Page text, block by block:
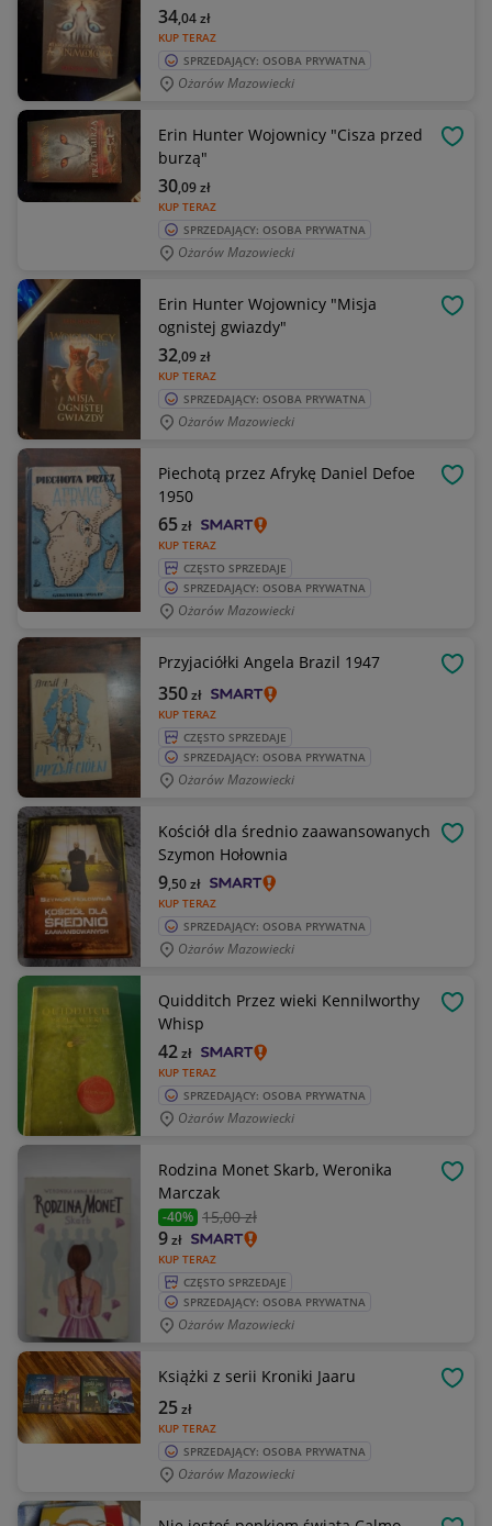
KUP TERAZ
34,04zł
SPRZEDAJĄCY: OSOBA PRYWATNA
Ożarów Mazowiecki
Erin Hunter Wojownicy "Cisza przed
burzą"
KUP TERAZ
30,09zł
SPRZEDAJĄCY: OSOBA PRYWATNA
Ożarów Mazowiecki
Erin Hunter Wojownicy "Misja
ognistej gwiazdy"
KUP TERAZ
32,09zł
SPRZEDAJĄCY: OSOBA PRYWATNA
Ożarów Mazowiecki
Piechotą przez Afrykę Daniel Defoe
1950
KUP TERAZ
65zł
CZĘSTO SPRZEDAJE
SPRZEDAJĄCY: OSOBA PRYWATNA
Ożarów Mazowiecki
Przyjaciółki Angela Brazil 1947
KUP TERAZ
350zł
CZĘSTO SPRZEDAJE
SPRZEDAJĄCY: OSOBA PRYWATNA
Ożarów Mazowiecki
Kościół dla średnio zaawansowanych
Szymon Hołownia
KUP TERAZ
9,50zł
SPRZEDAJĄCY: OSOBA PRYWATNA
Ożarów Mazowiecki
Quidditch Przez wieki Kennilworthy
Whisp
KUP TERAZ
42zł
SPRZEDAJĄCY: OSOBA PRYWATNA
Ożarów Mazowiecki
Rodzina Monet Skarb, Weronika
Marczak
-40% 15,00 zł
KUP TERAZ
9zł
CZĘSTO SPRZEDAJE
SPRZEDAJĄCY: OSOBA PRYWATNA
Ożarów Mazowiecki
Książki z serii Kroniki Jaaru
KUP TERAZ
25zł
SPRZEDAJĄCY: OSOBA PRYWATNA
Ożarów Mazowiecki